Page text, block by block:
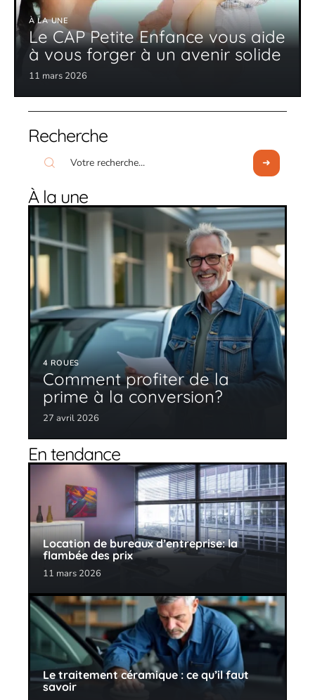
À LA UNE
Le CAP Petite Enfance vous aide
à vous forger à un avenir solide
11 mars 2026
Recherche
À la une
4 ROUES
Comment profiter de la
prime à la conversion?
27 avril 2026
En tendance
Location de bureaux d’entreprise: la
flambée des prix
11 mars 2026
Le traitement céramique : ce qu’il faut
savoir